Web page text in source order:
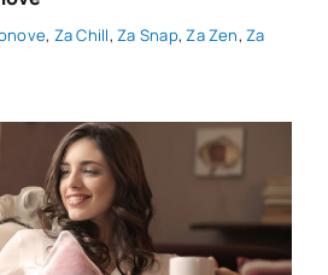
, Za Chill,Za Snap,Za Zen,Za